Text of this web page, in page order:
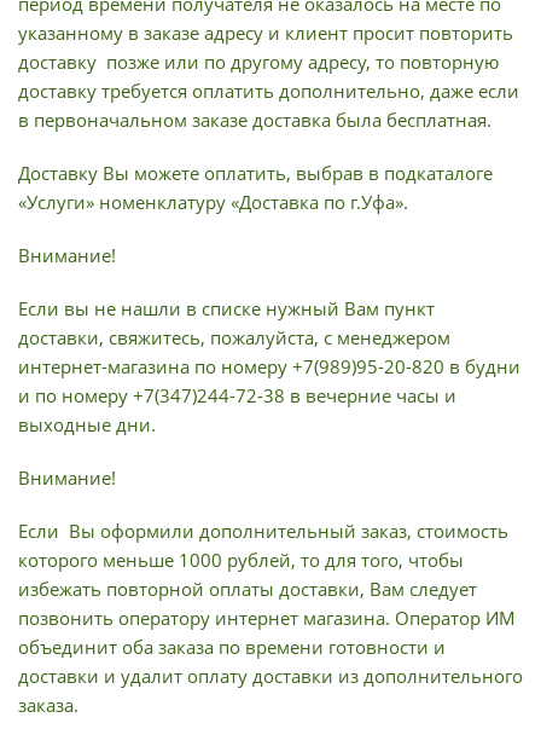
указанному в заказе адресу и клиент просит повторить
доставку позже или по другому адресу, то повторную
доставку требуется оплатить дополнительно, даже если
в первоначальном заказе доставка была бесплатная.
Доставку Вы можете оплатить, выбрав в подкаталоге
«Услуги» номенклатуру «Доставка по г.Уфа».
Внимание!
Если вы не нашли в списке нужный Вам пункт
доставки, свяжитесь, пожалуйста, с менеджером
интернет-магазина по номеру +7(989)95-20-820 в будни
и по номеру +7(347)244-72-38 в вечерние часы и
выходные дни.
Внимание!
Если Вы оформили дополнительный заказ, стоимость
которого меньше 1000 рублей, то для того, чтобы
избежать повторной оплаты доставки, Вам следует
позвонить оператору интернет магазина. Оператор ИМ
объединит оба заказа по времени готовности и
доставки и удалит оплату доставки из дополнительного
заказа.